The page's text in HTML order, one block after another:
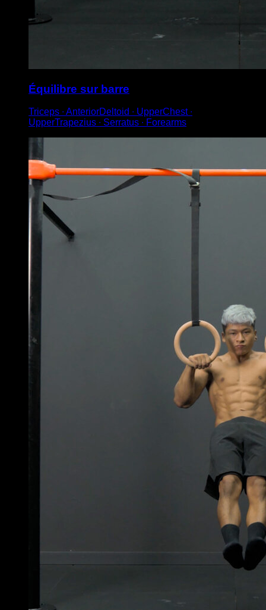
Équilibre sur barre
Triceps ∙ AnteriorDeltoid ∙ UpperChest ∙
UpperTrapezius ∙ Serratus ∙ Forearms